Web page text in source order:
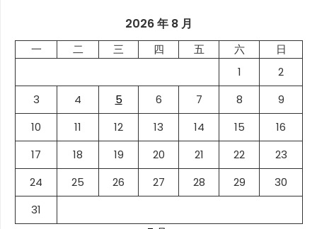
2026 年 8 月
一 二 三 四 五 六
日
1
2
3
4 5 6 7 8
9
10
11 12 13 14 15
16
17
18 19 20 21 22
23
24
25 26 27 28 29
30
31